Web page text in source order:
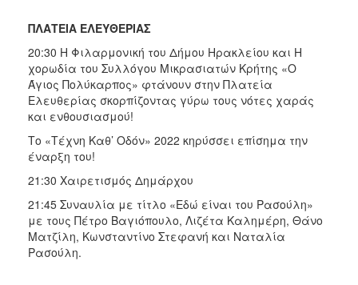
ΠΛΑΤΕΙΑ ΕΛΕΥΘΕΡΙΑΣ
20:30 Η Φιλαρμονική του Δήμου Ηρακλείου και Η
χορωδία του Συλλόγου Μικρασιατών Κρήτης «Ο
Άγιος Πολύκαρπος» φτάνουν στην Πλατεία
Ελευθερίας σκορπίζοντας γύρω τους νότες χαράς
και ενθουσιασμού!
Το «Τέχνη Καθ’ Οδόν» 2022 κηρύσσει επίσημα την
έναρξη του!
21:30 Χαιρετισμός Δημάρχου
21:45 Συναυλία με τίτλο «Εδώ είναι του Ρασούλη»
με τους Πέτρο Βαγιόπουλο, Λιζέτα Καλημέρη, Θάνο
Ματζίλη, Κωνσταντίνο Στεφανή και Ναταλία
Ρασούλη.